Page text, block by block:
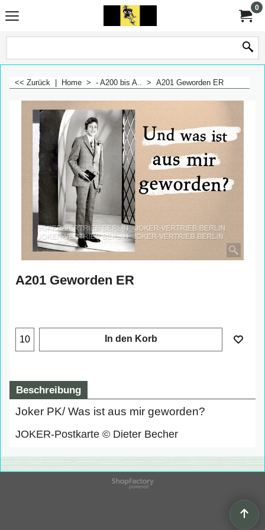
0
<< Zurück Home > - A200 bis A.. > A201 Geworden ER
A201 Geworden ER
In den Korb
Beschreibung
Joker PK/ Was ist aus mir geworden?
JOKER-Postkarte © Dieter Becher
WebShop erstellt mit
ShopFactory Shop